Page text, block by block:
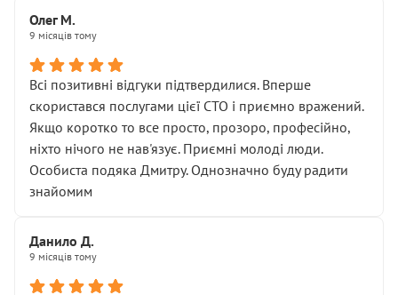
Олег М.
9 місяців тому
Всі позитивні відгуки підтвердилися. Вперше
скористався послугами цієї СТО і приємно вражений.
Якщо коротко то все просто, прозоро, професійно,
ніхто нічого не нав'язує. Приємні молоді люди.
Особиста подяка Дмитру. Однозначно буду радити
знайомим
Данило Д.
9 місяців тому